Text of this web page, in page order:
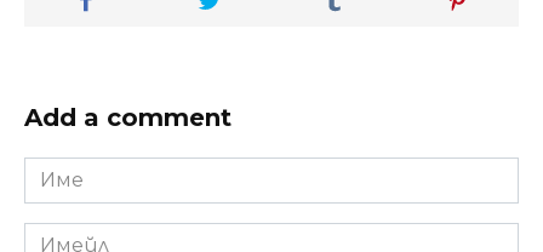
Add a comment
Име
*
Имейл